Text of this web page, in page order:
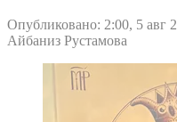
Опубликовано: 2:00, 5 авг
Айбаниз Рустамова